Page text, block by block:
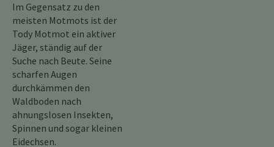
Im Gegensatz zu den
meisten Motmots ist der
Tody Motmot ein aktiver
Jäger, ständig auf der
Suche nach Beute. Seine
scharfen Augen
durchkämmen den
Waldboden nach
ahnungslosen Insekten,
Spinnen und sogar kleinen
Eidechsen.